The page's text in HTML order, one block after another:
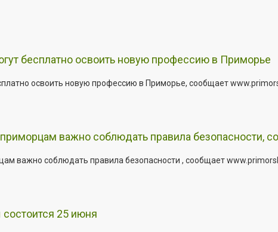
бесплатно освоить новую профессию в Приморье
освоить новую профессию в Приморье, сообщает
важно соблюдать правила безопасности,
важно соблюдать правила безопасности , сообщает
25 июня